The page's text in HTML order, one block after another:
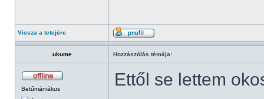
Vissza a tetejére
ukume Hozzászólás témája:
Betűmániákus Ettől se lettem